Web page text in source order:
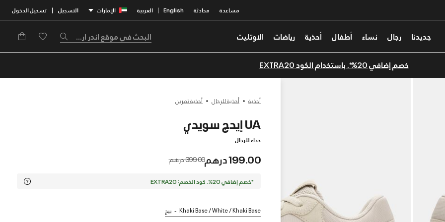
مساعدة محادثة English
| العربية الإمارات التسجيل | تسجيل الدخول
جديدنا رجال نساء أطفال أحذية رياضات الاوتليت
خصم إضافي 20%*. باستخدام الكود EXTRA20
أحذية أحذية للرجال أحذية تمرين
UA إيدج سويدي
حذاء للرجال
199.00 درهم Price reduced from
399.00 درهم to
*خصم إضافي 20%. كود الخصم: EXTRA20
Khaki Base / White / Khaki Base بيج